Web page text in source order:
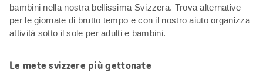
bambini nella nostra bellissima Svizzera. Trova alternative
per le giornate di brutto tempo e con il nostro aiuto organizza
attività sotto il sole per adulti e bambini.
Le mete svizzere più gettonate